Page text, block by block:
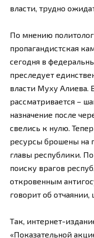
власти, трудно
По мнению
пропагандистская
сегодня в
преследует
власти Муху Алиева.
рассматривается –
назначение после
свелись к нулю.
ресурсы брошены на
главы республики.
поиску врагов
откровенным
говорит об
Так, интернет-
«Показательной